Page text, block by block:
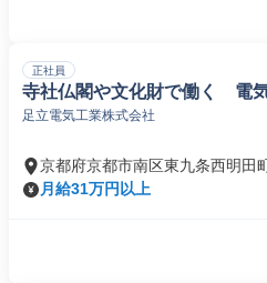
正社員
寺社仏閣や文化財で働く 電
足立電気工業株式会社
京都府京都市南区東九条西明田
月給31万円以上